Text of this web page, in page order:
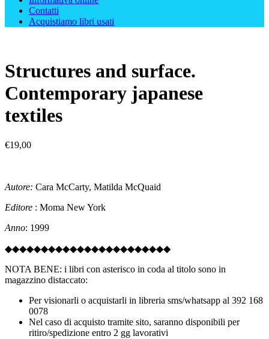
Contatti
Acquistiamo libri usati
Structures and surface.
Contemporary japanese
textiles
€19,00
Autore: Cara McCarty, Matilda McQuaid
Editore : Moma New York
Anno: 1999
◆◆◆◆◆◆◆◆◆◆◆◆◆◆◆◆◆◆◆◆◆◆◆
NOTA BENE: i libri con asterisco in coda al titolo sono in
magazzino distaccato:
Per visionarli o acquistarli in libreria sms/whatsapp al 392 168
0078
Nel caso di acquisto tramite sito, saranno disponibili per
ritiro/spedizione entro 2 gg lavorativi